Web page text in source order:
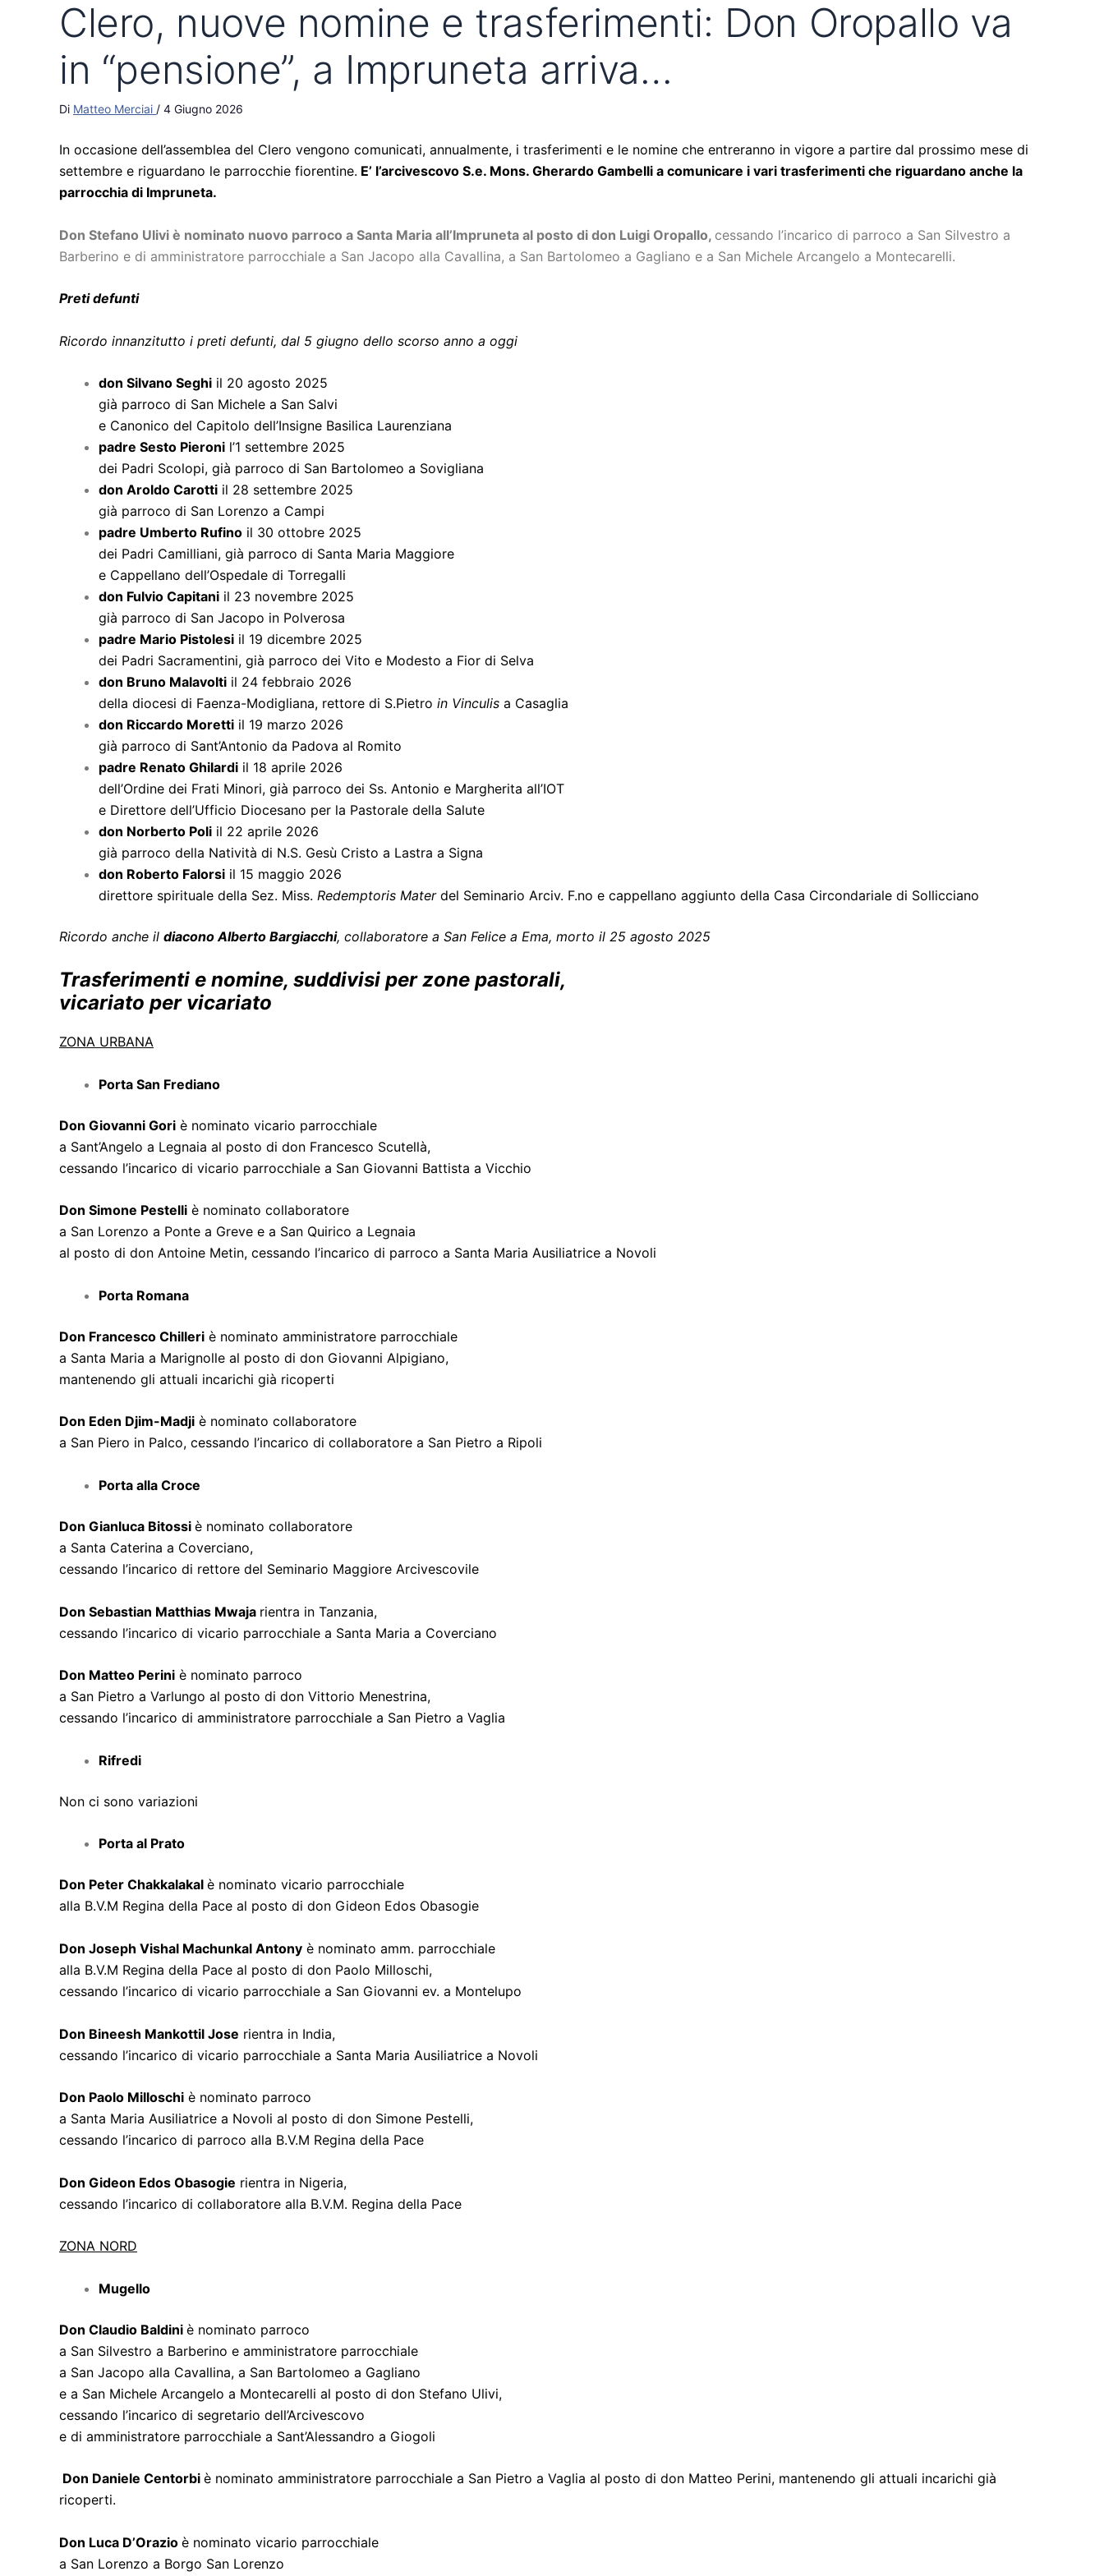
Clero, nuove nomine e trasferimenti: Don Oropallo va
in “pensione”, a Impruneta arriva…
Di Matteo Merciai / 4 Giugno 2026
In occasione dell’assemblea del Clero vengono comunicati, annualmente, i trasferimenti e le nomine che entreranno in vigore a partire dal prossimo mese di
settembre e riguardano le parrocchie fiorentine. E’ l’arcivescovo S.e. Mons. Gherardo Gambelli a comunicare i vari trasferimenti che riguardano anche la
parrocchia di Impruneta.
Don Stefano Ulivi è nominato nuovo parroco a Santa Maria all’Impruneta al posto di don Luigi Oropallo, cessando l’incarico di parroco a San Silvestro a
Barberino e di amministratore parrocchiale a San Jacopo alla Cavallina, a San Bartolomeo a Gagliano e a San Michele Arcangelo a Montecarelli.
Preti defunti
Ricordo innanzitutto i preti defunti, dal 5 giugno dello scorso anno a oggi
don Silvano Seghi il 20 agosto 2025
già parroco di San Michele a San Salvi
e Canonico del Capitolo dell’Insigne Basilica Laurenziana
padre Sesto Pieroni l’1 settembre 2025
dei Padri Scolopi, già parroco di San Bartolomeo a Sovigliana
don Aroldo Carotti il 28 settembre 2025
già parroco di San Lorenzo a Campi
padre Umberto Rufino il 30 ottobre 2025
dei Padri Camilliani, già parroco di Santa Maria Maggiore
e Cappellano dell’Ospedale di Torregalli
don Fulvio Capitani il 23 novembre 2025
già parroco di San Jacopo in Polverosa
padre Mario Pistolesi il 19 dicembre 2025
dei Padri Sacramentini, già parroco dei Vito e Modesto a Fior di Selva
don Bruno Malavolti il 24 febbraio 2026
della diocesi di Faenza-Modigliana, rettore di S.Pietro in Vinculis a Casaglia
don Riccardo Moretti il 19 marzo 2026
già parroco di Sant’Antonio da Padova al Romito
padre Renato Ghilardi il 18 aprile 2026
dell’Ordine dei Frati Minori, già parroco dei Ss. Antonio e Margherita all’IOT
e Direttore dell’Ufficio Diocesano per la Pastorale della Salute
don Norberto Poli il 22 aprile 2026
già parroco della Natività di N.S. Gesù Cristo a Lastra a Signa
don Roberto Falorsi il 15 maggio 2026
direttore spirituale della Sez. Miss. Redemptoris Mater del Seminario Arciv. F.no e cappellano aggiunto della Casa Circondariale di Sollicciano
Ricordo anche il diacono Alberto Bargiacchi, collaboratore a San Felice a Ema, morto il 25 agosto 2025
Trasferimenti e nomine, suddivisi per zone pastorali,
vicariato per vicariato
ZONA URBANA
Porta San Frediano
Don Giovanni Gori è nominato vicario parrocchiale
a Sant’Angelo a Legnaia al posto di don Francesco Scutellà,
cessando l’incarico di vicario parrocchiale a San Giovanni Battista a Vicchio
Don Simone Pestelli è nominato collaboratore
a San Lorenzo a Ponte a Greve e a San Quirico a Legnaia
al posto di don Antoine Metin, cessando l’incarico di parroco a Santa Maria Ausiliatrice a Novoli
Porta Romana
Don Francesco Chilleri è nominato amministratore parrocchiale
a Santa Maria a Marignolle al posto di don Giovanni Alpigiano,
mantenendo gli attuali incarichi già ricoperti
Don Eden Djim-Madji è nominato collaboratore
a San Piero in Palco, cessando l’incarico di collaboratore a San Pietro a Ripoli
Porta alla Croce
Don Gianluca Bitossi è nominato collaboratore
a Santa Caterina a Coverciano,
cessando l’incarico di rettore del Seminario Maggiore Arcivescovile
Don Sebastian Matthias Mwaja rientra in Tanzania,
cessando l’incarico di vicario parrocchiale a Santa Maria a Coverciano
Don Matteo Perini è nominato parroco
a San Pietro a Varlungo al posto di don Vittorio Menestrina,
cessando l’incarico di amministratore parrocchiale a San Pietro a Vaglia
Rifredi
Non ci sono variazioni
Porta al Prato
Don Peter Chakkalakal è nominato vicario parrocchiale
alla B.V.M Regina della Pace al posto di don Gideon Edos Obasogie
Don Joseph Vishal Machunkal Antony è nominato amm. parrocchiale
alla B.V.M Regina della Pace al posto di don Paolo Milloschi,
cessando l’incarico di vicario parrocchiale a San Giovanni ev. a Montelupo
Don Bineesh Mankottil Jose rientra in India,
cessando l’incarico di vicario parrocchiale a Santa Maria Ausiliatrice a Novoli
Don Paolo Milloschi è nominato parroco
a Santa Maria Ausiliatrice a Novoli al posto di don Simone Pestelli,
cessando l’incarico di parroco alla B.V.M Regina della Pace
Don Gideon Edos Obasogie rientra in Nigeria,
cessando l’incarico di collaboratore alla B.V.M. Regina della Pace
ZONA NORD
Mugello
Don Claudio Baldini è nominato parroco
a San Silvestro a Barberino e amministratore parrocchiale
a San Jacopo alla Cavallina, a San Bartolomeo a Gagliano
e a San Michele Arcangelo a Montecarelli al posto di don Stefano Ulivi,
cessando l’incarico di segretario dell’Arcivescovo
e di amministratore parrocchiale a Sant’Alessandro a Giogoli
Don Daniele Centorbi è nominato amministratore parrocchiale a San Pietro a Vaglia al posto di don Matteo Perini, mantenendo gli attuali incarichi già
ricoperti.
Don Luca D’Orazio è nominato vicario parrocchiale
a San Lorenzo a Borgo San Lorenzo